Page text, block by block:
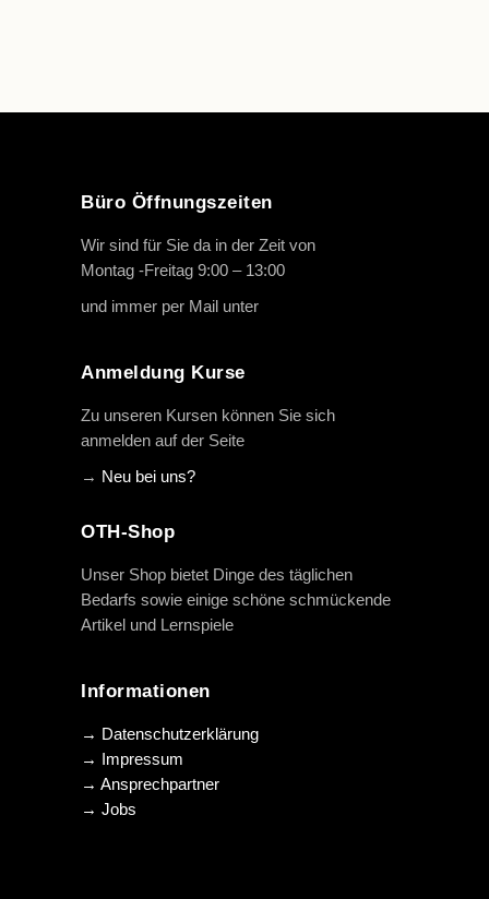
Büro Öffnungszeiten
Wir sind für Sie da in der Zeit von
Montag -Freitag 9:00 – 13:00
und immer per Mail unter
Anmeldung Kurse
Zu unseren Kursen können Sie sich
anmelden auf der Seite
→ Neu bei uns?
OTH-Shop
Unser Shop bietet Dinge des täglichen
Bedarfs sowie einige schöne schmückende
Artikel und Lernspiele
Informationen
→ Datenschutzerklärung
→ Impressum
→ Ansprechpartner
→ Jobs